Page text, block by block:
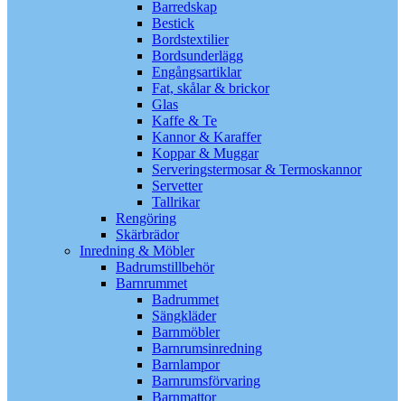
Barredskap
Bestick
Bordstextilier
Bordsunderlägg
Engångsartiklar
Fat, skålar & brickor
Glas
Kaffe & Te
Kannor & Karaffer
Koppar & Muggar
Serveringstermosar & Termoskannor
Servetter
Tallrikar
Rengöring
Skärbrädor
Inredning & Möbler
Badrumstillbehör
Barnrummet
Badrummet
Sängkläder
Barnmöbler
Barnrumsinredning
Barnlampor
Barnrumsförvaring
Barnmattor